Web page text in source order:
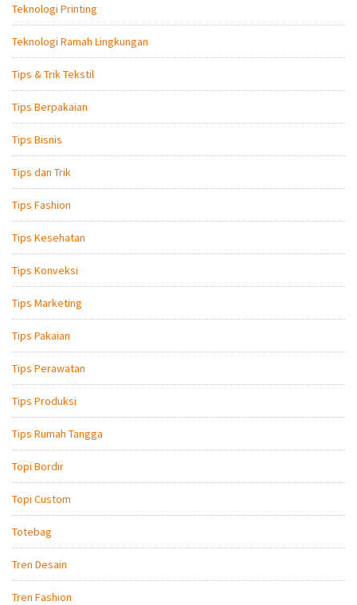
Teknologi Printing
Teknologi Ramah Lingkungan
Tips & Trik Tekstil
Tips Berpakaian
Tips Bisnis
Tips dan Trik
Tips Fashion
Tips Kesehatan
Tips Konveksi
Tips Marketing
Tips Pakaian
Tips Perawatan
Tips Produksi
Tips Rumah Tangga
Topi Bordir
Topi Custom
Totebag
Tren Desain
Tren Fashion